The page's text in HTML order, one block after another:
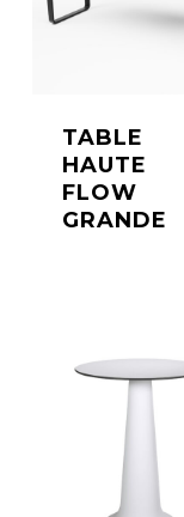
TABLE
HAUTE
FLOW
GRANDE